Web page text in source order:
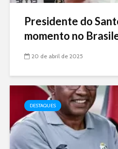
Presidente do
momento no
20 de abril de 2025
DESTAQUES